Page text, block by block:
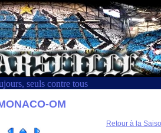
seuls contre tous
OM
Retour à la